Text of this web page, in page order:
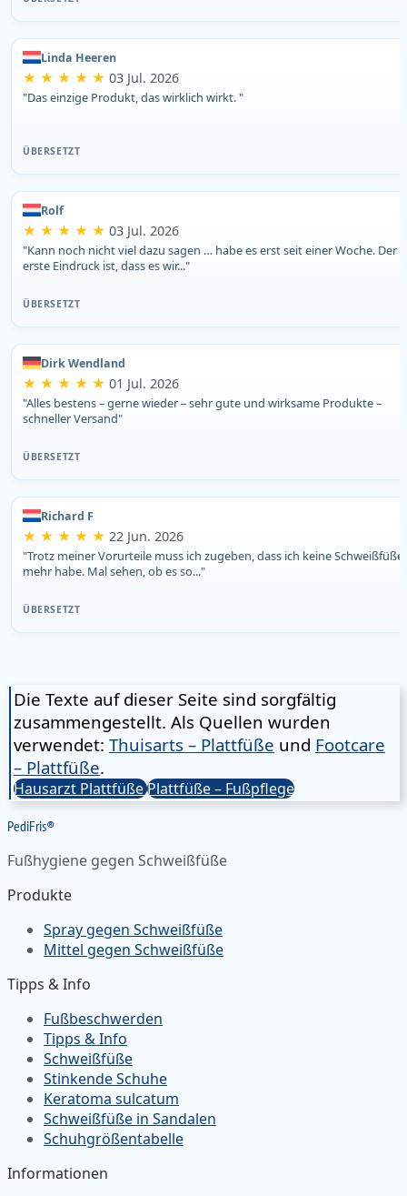
Linda Heeren
★ ★ ★ ★ ★ 03 Jul. 2026
"Das einzige Produkt, das wirklich wirkt. "
ÜBERSETZT
Rolf
★ ★ ★ ★ ★ 03 Jul. 2026
"Kann noch nicht viel dazu sagen … habe es erst seit einer Woche. Der
erste Eindruck ist, dass es wir..."
ÜBERSETZT
Dirk Wendland
★ ★ ★ ★ ★ 01 Jul. 2026
"Alles bestens – gerne wieder – sehr gute und wirksame Produkte –
schneller Versand"
ÜBERSETZT
Richard F
★ ★ ★ ★ ★ 22 Jun. 2026
"Trotz meiner Vorurteile muss ich zugeben, dass ich keine Schweißfüße
mehr habe. Mal sehen, ob es so..."
ÜBERSETZT
Die Texte auf dieser Seite sind sorgfältig
zusammengestellt. Als Quellen wurden
verwendet: Thuisarts – Plattfüße und Footcare
– Plattfüße.
Hausarzt PlattfüßePlattfüße – Fußpflege
PediFris®
Fußhygiene gegen Schweißfüße
Produkte
Spray gegen Schweißfüße
Mittel gegen Schweißfüße
Tipps & Info
Fußbeschwerden
Tipps & Info
Schweißfüße
Stinkende Schuhe
Keratoma sulcatum
Schweißfüße in Sandalen
Schuhgrößentabelle
Informationen